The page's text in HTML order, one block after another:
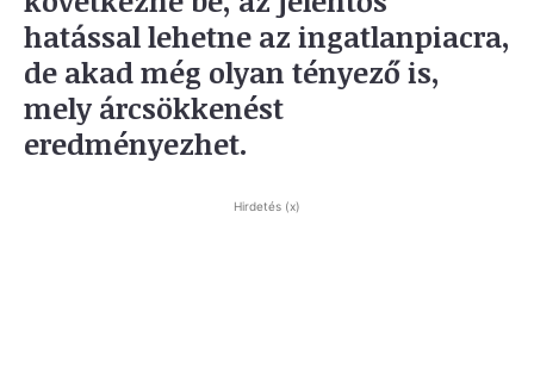
hatással lehetne az ingatlanpiacra,
de akad még olyan tényező is,
mely árcsökkenést
eredményezhet.
Hirdetés (x)